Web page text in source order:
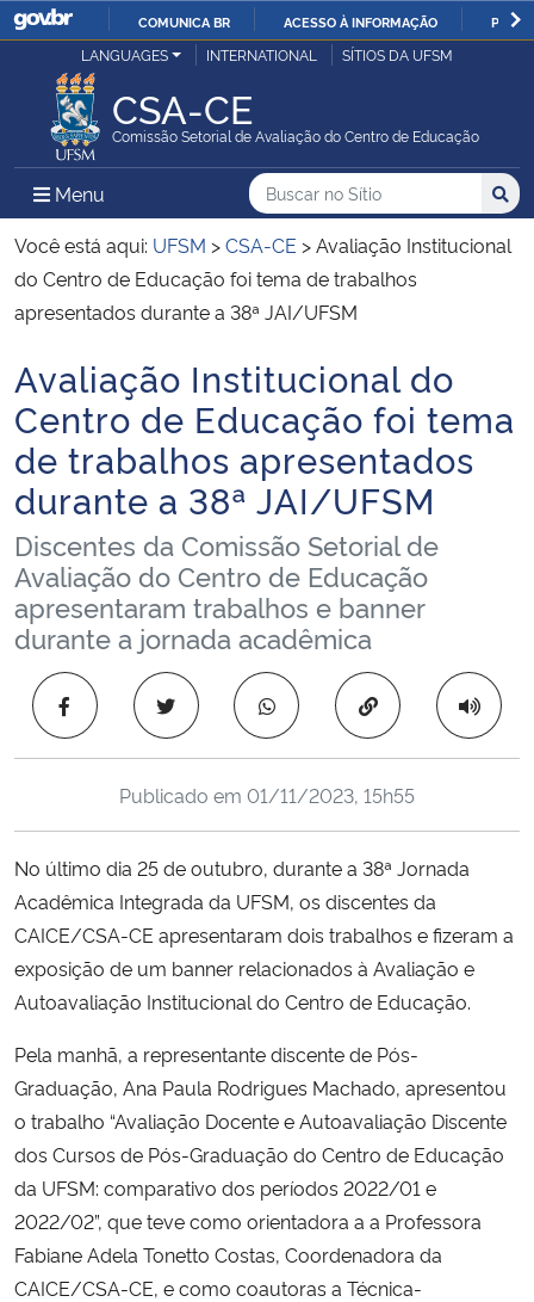
IR
COMUNICA BR ACESSO À INFORMAÇÃO
Ministério da Justiça e Segurança Pública
Ministério da Defesa
Ministério das Relações Exteriores
Ministério da Economia
Ministério da Infraestrutura
Ministério da Agricultura, Pecuária e Abastecimento
Ministério da Educação
Ministério da Cidadania
Ministério da Saúde
Ministério de Minas e Energia
Ministério da Ciência, Tecnologia, Inovações e Comunicações
Ministério do Meio Ambiente
Ministério do Turismo
Ministério do Desenvolvimento Regional
Controladoria-Geral da União
Ministério da Mulher, da Família e dos Direitos Humanos
Secretaria-Geral
Secretaria de Governo
Gabinete de Segurança Institucional
LANGUAGES INTERNATIONAL SÍTIOS DA UFSM
CSA-CE
Comissão Setorial de Avaliação do Centro de Educação
Menu Menu Principal do Sítio
Busca
Buscar no no Sítio
Busca:
Você está aqui: UFSM >CSA-CE >Avaliação Institucional
do Centro de Educação foi tema de trabalhos
apresentados durante a 38ª JAI/UFSM
Início do conteúdo
Avaliação Institucional do
Centro de Educação foi tema
de trabalhos apresentados
durante a 38ª JAI/UFSM
Discentes da Comissão Setorial de
Avaliação do Centro de Educação
apresentaram trabalhos e banner
durante a jornada acadêmica
Copiar para área
Publicado em 01/11/2023, 15h55
No último dia 25 de outubro, durante a 38ª Jornada
Acadêmica Integrada da UFSM, os discentes da
CAICE/CSA-CE apresentaram dois trabalhos e fizeram a
exposição de um banner relacionados à Avaliação e
Autoavaliação Institucional do Centro de Educação.
Pela manhã, a representante discente de Pós-
Graduação, Ana Paula Rodrigues Machado, apresentou
o trabalho “Avaliação Docente e Autoavaliação Discente
dos Cursos de Pós-Graduação do Centro de Educação
da UFSM: comparativo dos períodos 2022/01 e
2022/02”, que teve como orientadora a a Professora
Fabiane Adela Tonetto Costas, Coordenadora da
CAICE/CSA-CE, e como coautoras a Técnica-